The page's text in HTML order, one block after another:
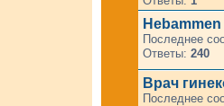
Последнее
Ответы: 240
Врач
Последнее